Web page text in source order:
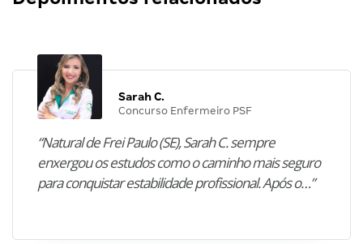
Sarah C.
Concurso Enfermeiro PSF
“Natural de Frei Paulo (SE), Sarah C. sempre
enxergou os estudos como o caminho mais seguro
para conquistar estabilidade profissional. Após o…”